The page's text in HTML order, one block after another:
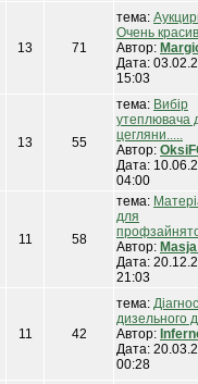
13 71
тема:
Очень
Автор:
Дата:
15:03
13 55
тема: Вибір
утеплювача
цегляни.....
Автор:
Дата:
04:00
11 58
тема:
для
Автор:
Дата:
21:03
11 42
тема:
дизельного
Автор:
Дата:
00:28